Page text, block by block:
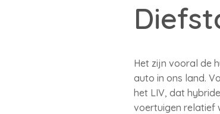
Het zijn vooral de
auto in ons land.
het LIV, dat
voertuigen relatief